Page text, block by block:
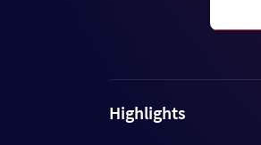
Highlights